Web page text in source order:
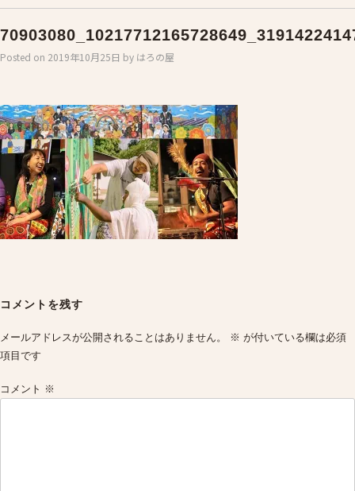
Posted on 2019年10月25日 by はろの屋
navigation
コメントを残す
メールアドレスが公開されることはありません。 ※ が付いている欄は必須
項目です
コメント ※